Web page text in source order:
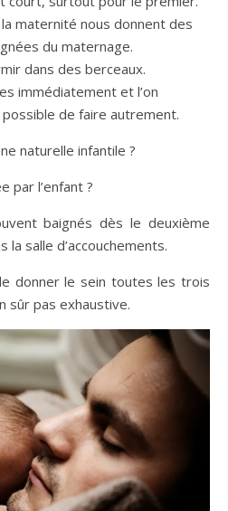
maternité nous donnent des
du maternage.
dans des berceaux.
immédiatement et l’on
possible de faire autrement.
naturelle infantile ?
par l’enfant ?
baignés dès le deuxième
la salle d’accouchements.
donner le sein toutes les trois
sûr pas exhaustive.